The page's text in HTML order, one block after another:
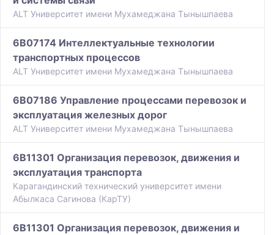
ALT Университет имени Мухамеджана Тынышпаева
6B07174 Интеллектуальные технологии
транспортных процессов
ALT Университет имени Мухамеджана Тынышпаева
6B07186 Управление процессами перевозок и
эксплуатация железных дорог
ALT Университет имени Мухамеджана Тынышпаева
6B11301 Организация перевозок, движения и
эксплуатация транспорта
Карагандинский технический университет имени
Абылкаса Сагинова (КарТУ)
6B11301 Организация перевозок, движения и